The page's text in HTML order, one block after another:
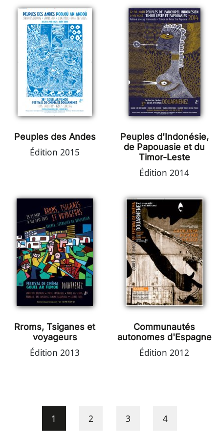
Peuples des Andes
Édition 2015
Peuples d'Indonésie,
de Papouasie et du
Timor-Leste
Édition 2014
Rroms, Tsiganes et
voyageurs
Édition 2013
Communautés
autonomes d'Espagne
Édition 2012
Pagination
Page courante
1 Page
2 Page
3 Page
4